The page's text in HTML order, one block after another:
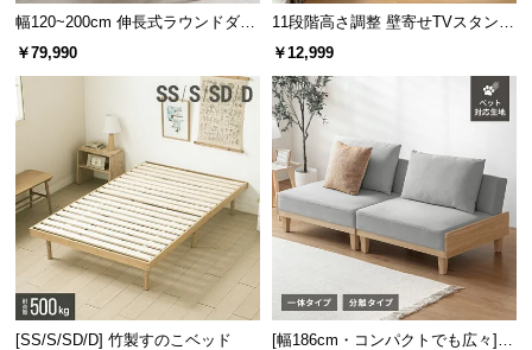
幅120~200cm 伸長式ラウンドダイ
ニングテーブル 6人掛け 天然木突
￥79,990
11段階高さ調整 壁寄せTVスタンド
キャスター付き 上下左右角度調節
￥12,999
[SS/S/SD/D] 竹製すのこベッド
[幅186cm・コンパクトでも広々] 3